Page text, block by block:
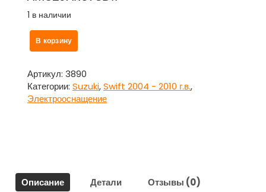
1 в наличии
Количество
товара
подрулевой
для
SRS
Suzuki
Swift
В корзину
Артикул: 3890
Категории: Suzuki,Swift 2004 - 2010 г.в.,
Электрооснащение
Описание Детали Отзывы (0)